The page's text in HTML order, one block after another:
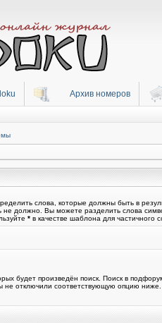
Архив номеров
слова, которые должны быть в
не должно. Вы можете разделить слова
* в качестве шаблона для частичного
будет произведён поиск. Поиск в
не отключили соответствующую опцию ниже.